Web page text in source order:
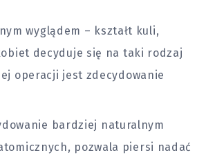
wyglądem – kształt kuli,
decyduje się na taki rodzaj
operacji jest zdecydowanie
bardziej naturalnym
pozwala piersi nadać